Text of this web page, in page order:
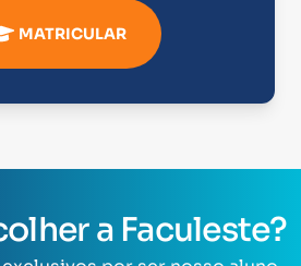
MATRICULAR
a Faculeste?